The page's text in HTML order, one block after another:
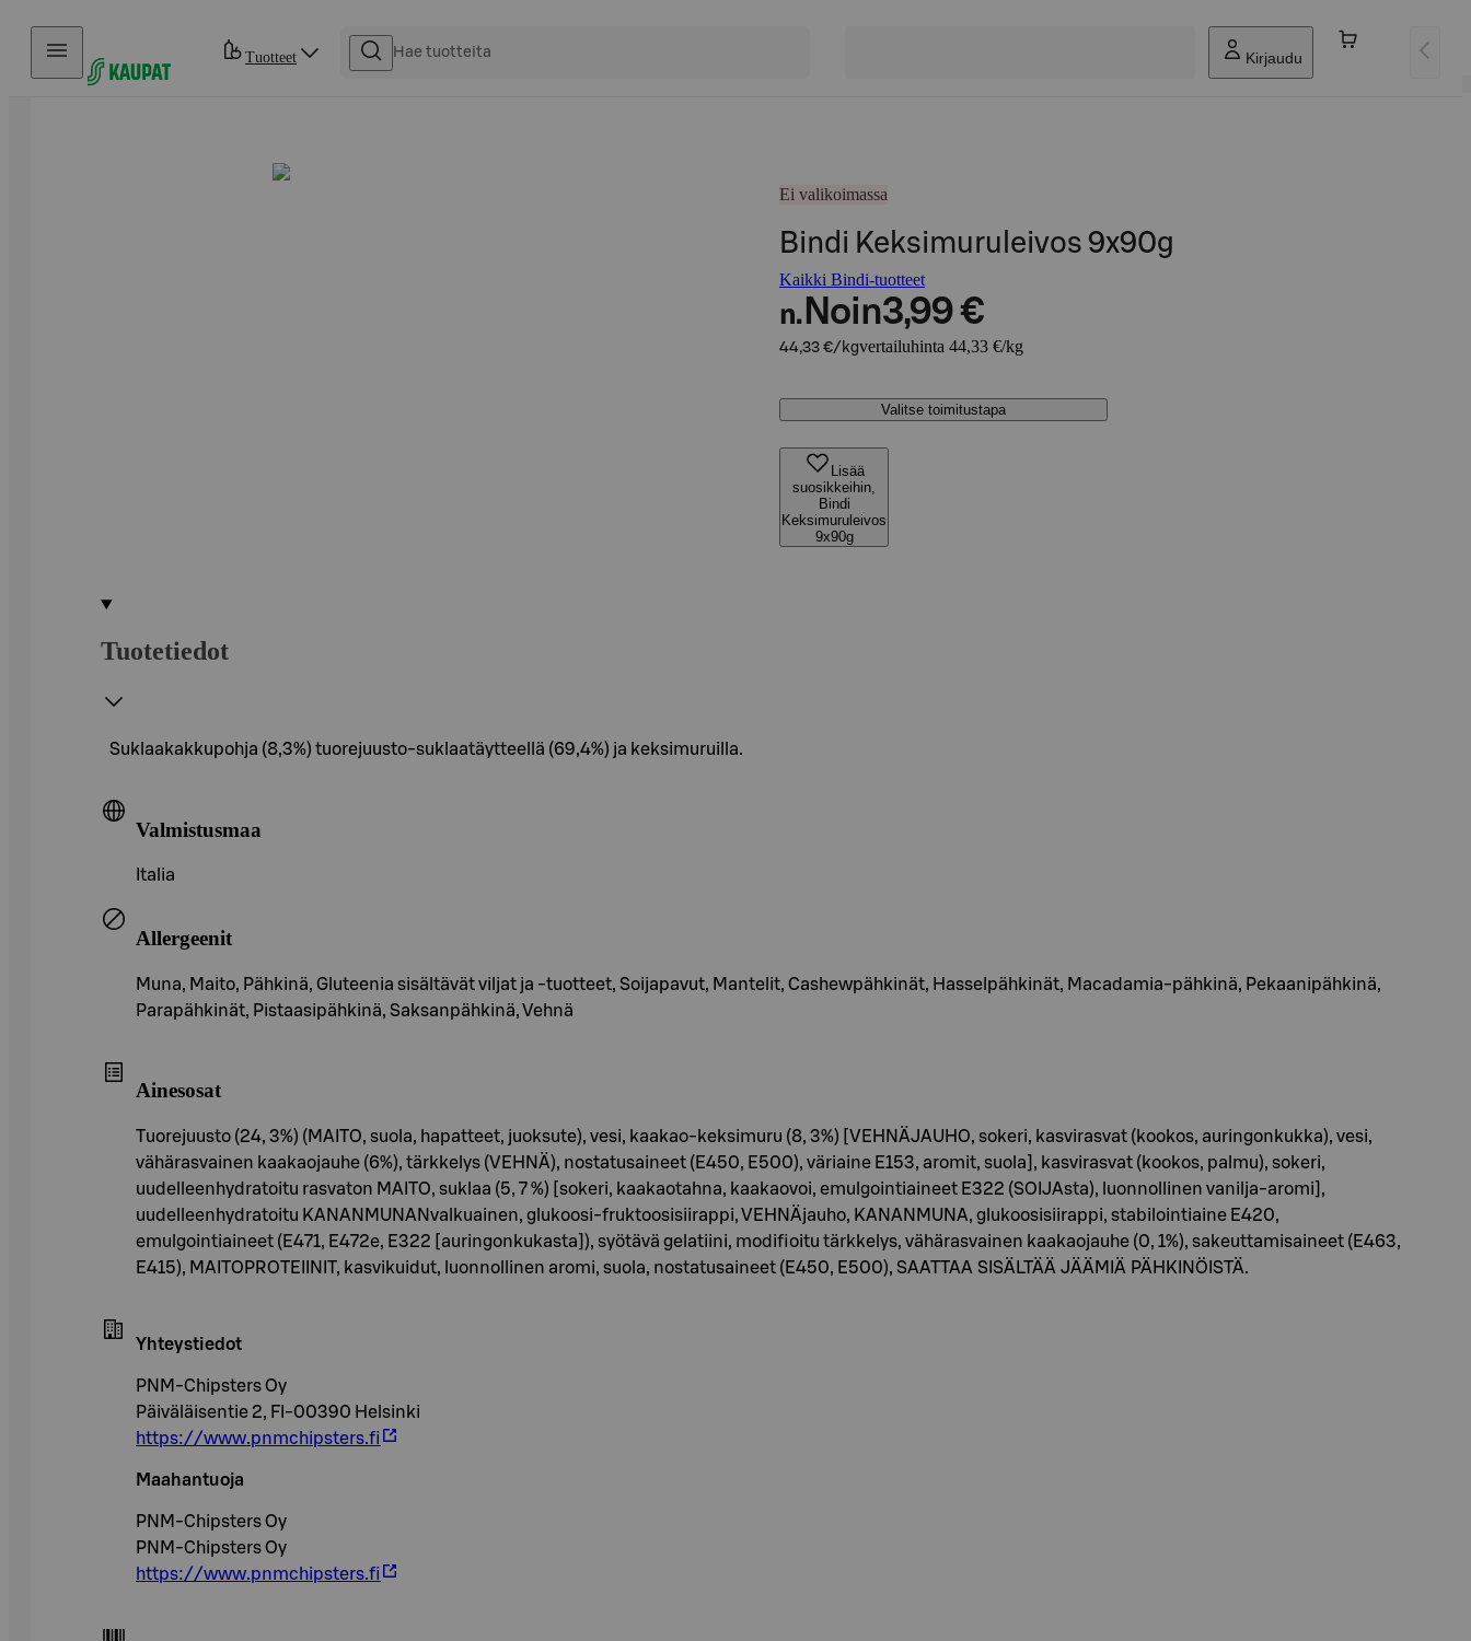
Hyppää sisältöön
Tuotteet Kirjaudu
Ei valikoimassa
Bindi Keksimuruleivos 9x90g
Kaikki Bindi-tuotteet
n. Noin3,99 €
44,33 €/kgvertailuhinta 44,33 €/kg
Valitse toimitustapa
Lisää
suosikkeihin,
Bindi
Keksimuruleivos
9x90g
Tuotetiedot
Suklaakakkupohja (8,3%) tuorejuusto-suklaatäytteellä (69,4%) ja keksimuruilla.
Valmistusmaa
Italia
Allergeenit
Muna, Maito, Pähkinä, Gluteenia sisältävät viljat ja -tuotteet, Soijapavut, Mantelit, Cashewpähkinät, Hasselpähkinät, Macadamia-pähkinä, Pekaanipähkinä,
Parapähkinät, Pistaasipähkinä, Saksanpähkinä, Vehnä
Ainesosat
Tuorejuusto (24, 3%) (MAITO, suola, hapatteet, juoksute), vesi, kaakao-keksimuru (8, 3%) [VEHNÄJAUHO, sokeri, kasvirasvat (kookos, auringonkukka), vesi,
vähärasvainen kaakaojauhe (6%), tärkkelys (VEHNÄ), nostatusaineet (E450, E500), väriaine E153, aromit, suola], kasvirasvat (kookos, palmu), sokeri,
uudelleenhydratoitu rasvaton MAITO, suklaa (5, 7 %) [sokeri, kaakaotahna, kaakaovoi, emulgointiaineet E322 (SOIJAsta), luonnollinen vanilja-aromi],
uudelleenhydratoitu KANANMUNANvalkuainen, glukoosi-fruktoosisiirappi, VEHNÄjauho, KANANMUNA, glukoosisiirappi, stabilointiaine E420,
emulgointiaineet (E471, E472e, E322 [auringonkukasta]), syötävä gelatiini, modifioitu tärkkelys, vähärasvainen kaakaojauhe (0, 1%), sakeuttamisaineet (E463,
E415), MAITOPROTEIINIT, kasvikuidut, luonnollinen aromi, suola, nostatusaineet (E450, E500), SAATTAA SISÄLTÄÄ JÄÄMIÄ PÄHKINÖISTÄ.
Yhteystiedot
PNM-Chipsters Oy
Päiväläisentie 2, FI-00390 Helsinki
https://www.pnmchipsters.fi
Maahantuoja
PNM-Chipsters Oy
PNM-Chipsters Oy
https://www.pnmchipsters.fi